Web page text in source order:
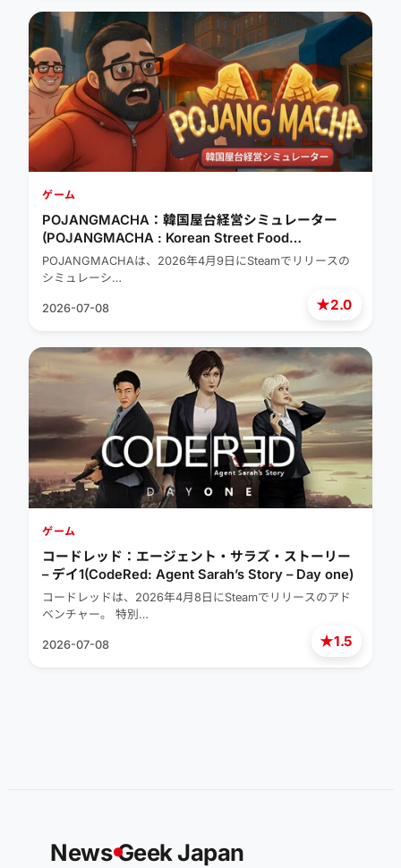
★2.0
ゲーム
POJANGMACHA：韓国屋台経営シミュレーター
(POJANGMACHA : Korean Street Food
Management Simulator)
POJANGMACHAは、2026年4月9日にSteamでリリースの
シミュレーシ…
2026-07-08
★1.5
ゲーム
コードレッド：エージェント・サラズ・ストーリー
– デイ1(CodeRed: Agent Sarah’s Story – Day one)
コードレッドは、2026年4月8日にSteamでリリースのアド
ベンチャー。 特別…
2026-07-08
NewsGeek Japan